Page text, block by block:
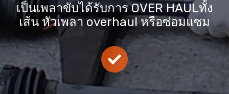
เป็นเพลาขับได้รับการ OVER HAULทั้ง
เส้น หัวเพลา overhaul หรือซ่อมแซม